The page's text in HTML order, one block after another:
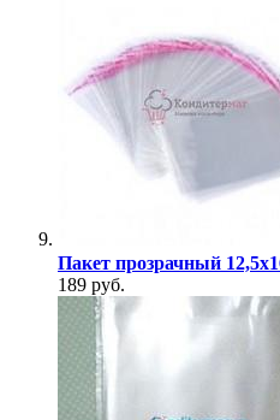
Пакет прозрачный
189 руб.